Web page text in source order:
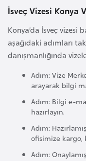
İsveç Vizesi Konya
Konya’da İsveç vizesi
aşağıdaki adımları
danışmanlığında
Adım: Vize
arayarak bilgi
Adım: Bilgi e-
hazırlayın.
Adım:
ofisimize kargo,
Adım:
e
l
ç